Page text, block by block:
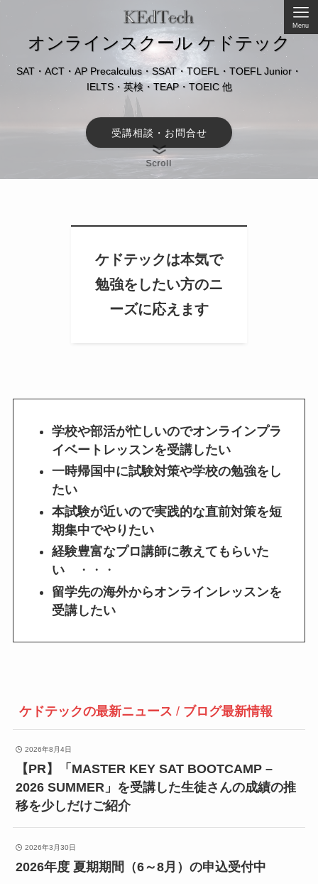
Menu
オンラインスクール ケドテック
SAT・ACT・AP Precalculus・SSAT・TOEFL・TOEFL Junior・
IELTS・英検・TEAP・TOEIC 他
受講相談・お問合せ
Scroll
ケドテックは本気で
勉強をしたい方のニ
ーズに応えます
学校や部活が忙しいのでオンラインプラ
イベートレッスンを受講したい
一時帰国中に試験対策や学校の勉強をし
たい
本試験が近いので実践的な直前対策を短
期集中でやりたい
経験豊富なプロ講師に教えてもらいた
い
・・・
留学先の海外からオンラインレッスンを
受講したい
ケドテックの最新ニュース / ブログ最新情報
2026年8月4日
【PR】「MASTER KEY SAT BOOTCAMP –
2026 SUMMER」を受講した生徒さんの成績の推
移を少しだけご紹介
2026年3月30日
2026年度 夏期期間（6～8月）の申込受付中